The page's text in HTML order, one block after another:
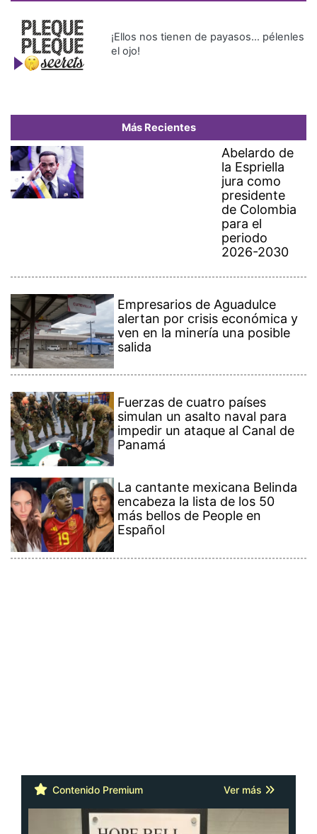
¡Ellos nos tienen de payasos… pélenles
el ojo!
Más Recientes
Abelardo de
la Espriella
jura como
presidente
de Colombia
para el
periodo
2026-2030
Empresarios de Aguadulce
alertan por crisis económica y
ven en la minería una posible
salida
Fuerzas de cuatro países
simulan un asalto naval para
impedir un ataque al Canal de
Panamá
La cantante mexicana Belinda
encabeza la lista de los 50
más bellos de People en
Español
Contenido Premium Ver más